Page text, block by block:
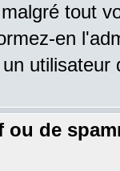
tout
en
ou de